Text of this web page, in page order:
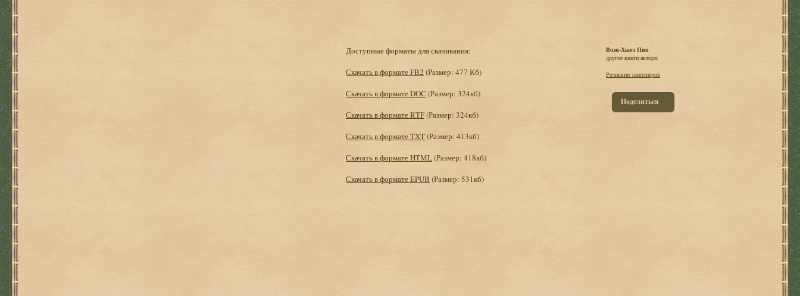
Доступные форматы для скачивания:
Скачать в формате FB2 (Размер: 477 Кб)
Скачать в формате DOC (Размер: 324кб)
Скачать в формате RTF(Размер: 324кб)
Скачать в формате TXT(Размер: 413кб)
Скачать в формате HTML(Размер: 418кб)
Скачать в формате EPUB (Размер: 531кб)
Воэн-Хьюз Пип
другие книги автора:
Реликвии тамплиеров
Поделиться